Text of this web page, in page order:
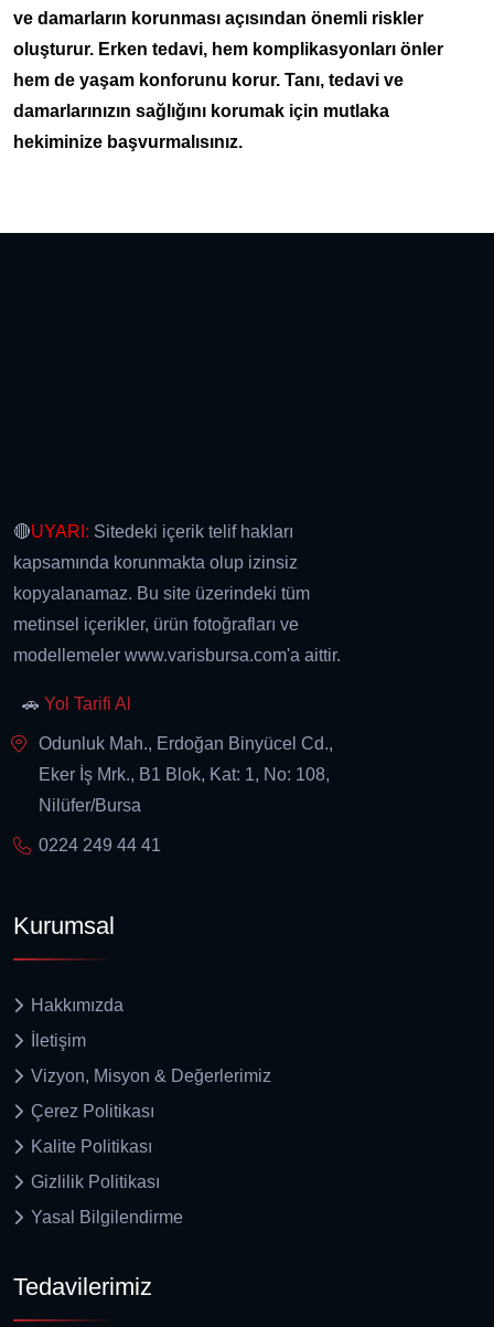
ve damarların korunması açısından önemli riskler
oluşturur. Erken tedavi, hem komplikasyonları önler
hem de yaşam konforunu korur. Tanı, tedavi ve
damarlarınızın sağlığını korumak için mutlaka
hekiminize başvurmalısınız.
🔴UYARI: Sitedeki içerik telif hakları
kapsamında korunmakta olup izinsiz
kopyalanamaz. Bu site üzerindeki tüm
metinsel içerikler, ürün fotoğrafları ve
modellemeler www.varisbursa.com'a aittir.
🚗 Yol Tarifi Al
Odunluk Mah., Erdoğan Binyücel Cd.,
Eker İş Mrk., B1 Blok, Kat: 1, No: 108,
Nilüfer/Bursa
0224 249 44 41
Kurumsal
Hakkımızda
İletişim
Vizyon, Misyon & Değerlerimiz
Çerez Politikası
Kalite Politikası
Gizlilik Politikası
Yasal Bilgilendirme
Tedavilerimiz